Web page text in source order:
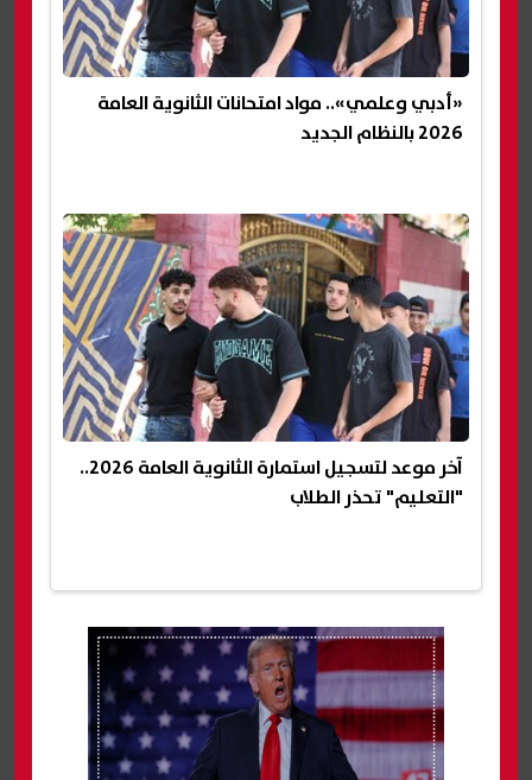
«أدبي وعلمي».. مواد امتحانات الثانوية العامة
2026 بالنظام الجديد
آخر موعد لتسجيل استمارة الثانوية العامة 2026..
"التعليم" تحذر الطلاب